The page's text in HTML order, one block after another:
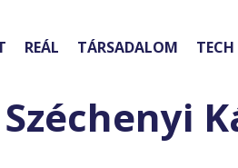
REÁL TÁRSADALOM TECH